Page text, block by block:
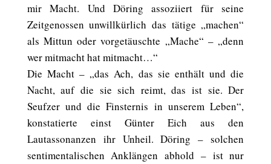
mir Macht. Und Döring assoziiert für seine
Zeitgenossen unwillkürlich das tätige „machen“
als Mittun oder vorgetäuschte „Mache“ – „denn
wer mitmacht hat mitmacht…“
Die Macht – „das Ach, das sie enthält und die
Nacht, auf die sie sich reimt, das ist sie. Der
Seufzer und die Finsternis in unserem Leben“,
konstatierte einst Günter Eich aus den
Lautassonanzen ihr Unheil. Döring – solchen
sentimentalischen Anklängen abhold – ist nur